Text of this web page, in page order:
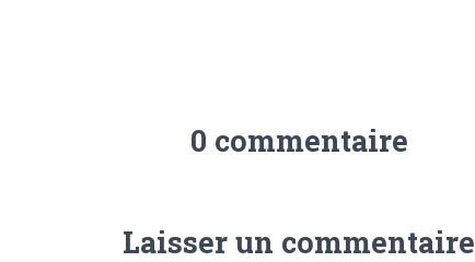
0 commentaire
Laisser un commentaire